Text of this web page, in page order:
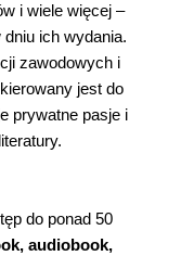
i wiele więcej –
dniu ich wydania.
zawodowych i
jest do
prywatne pasje i
do ponad 50
audiobook,